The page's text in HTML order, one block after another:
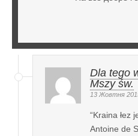
Dla tego
Mszy św.
13 Жовтня
“Kraina łez
Antoine de